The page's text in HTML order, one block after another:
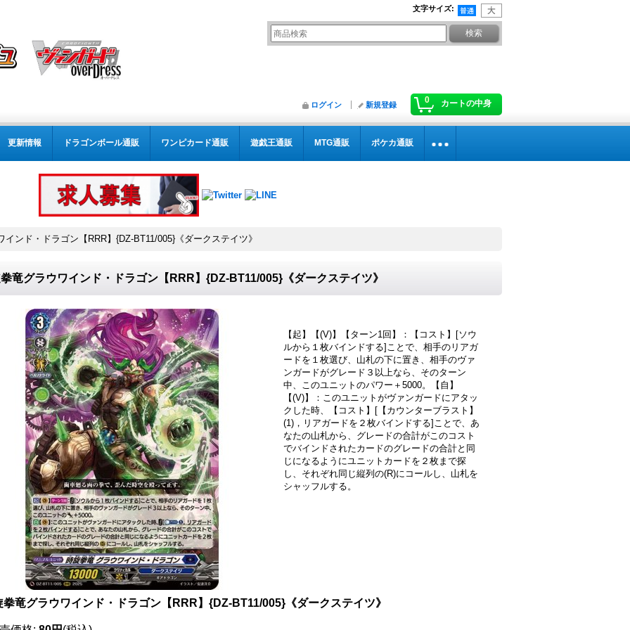
文字サイズ:
0 カートの中身
ログイン 新規登録
更新情報 ドラゴンボール通販 ワンピカード通販 遊戯王通販 MTG通販 ポケカ通販
インド・ドラゴン【RRR】{DZ-BT11/005}《ダークステイツ》
竜グラウワインド・ドラゴン【RRR】{DZ-BT11/005}《ダークステイツ》
【起】【(V)】【ターン1回】：【コスト】[ソウ
ルから１枚バインドする]ことで、相手のリアガ
ードを１枚選び、山札の下に置き、相手のヴァ
ンガードがグレード３以上なら、そのターン
中、このユニットのパワー＋5000。【自】
【(V)】：このユニットがヴァンガードにアタッ
クした時、【コスト】[【カウンターブラスト】
(1)，リアガードを２枚バインドする]ことで、あ
なたの山札から、グレードの合計がこのコスト
でバインドされたカードのグレードの合計と同
じになるようにユニットカードを２枚まで探
し、それぞれ同じ縦列の(R)にコールし、山札を
シャッフルする。
拳竜グラウワインド・ドラゴン【RRR】{DZ-BT11/005}《ダークステイツ》